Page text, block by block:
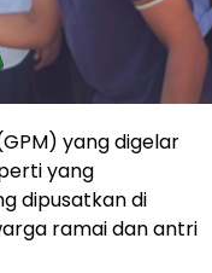
yang digelar
yang
dipusatkan di
ramai dan antri